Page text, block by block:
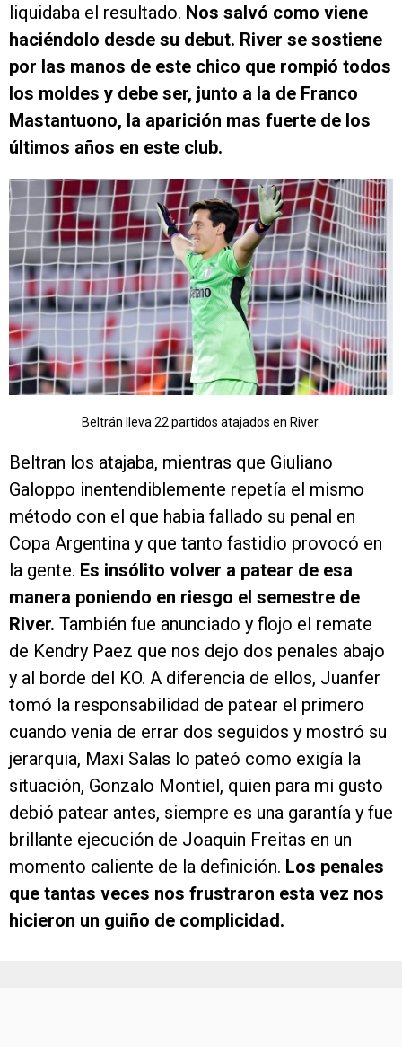
liquidaba el resultado. Nos salvó como viene
haciéndolo desde su debut. River se sostiene
por las manos de este chico que rompió todos
los moldes y debe ser, junto a la de Franco
Mastantuono, la aparición mas fuerte de los
últimos años en este club.
Beltrán lleva 22 partidos atajados en River.
Beltran los atajaba, mientras que Giuliano
Galoppo inentendiblemente repetía el mismo
método con el que habia fallado su penal en
Copa Argentina y que tanto fastidio provocó en
la gente. Es insólito volver a patear de esa
manera poniendo en riesgo el semestre de
River. También fue anunciado y flojo el remate
de Kendry Paez que nos dejo dos penales abajo
y al borde del KO. A diferencia de ellos, Juanfer
tomó la responsabilidad de patear el primero
cuando venia de errar dos seguidos y mostró su
jerarquia, Maxi Salas lo pateó como exigía la
situación, Gonzalo Montiel, quien para mi gusto
debió patear antes, siempre es una garantía y fue
brillante ejecución de Joaquin Freitas en un
momento caliente de la definición. Los penales
que tantas veces nos frustraron esta vez nos
hicieron un guiño de complicidad.